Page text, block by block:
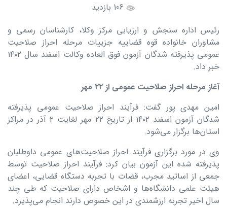
رئیس اداره سنجش و ارزیابی مرکز وکلا، کارشناسان رسمی و
مشاوران خانواده قوه قضاییه جزییات مرحله احراز صلاحیت
عمومی پذیرفته شدگان آزمون فوق العاده وکالت اسفند سال ۱۴۰۲
خبر داد.
آغاز مرحله احراز صلاحیت عمومی از ۲۲ مهر
امین مهدی پور گفت: فرآیند احراز صلاحیت عمومی پذیرفته
شدگان آزمون اسفند ۱۴۰۲ از تاریخ ۲۲ مهر لغایت ۲ آذر در مراکز
استان‌ها برگزار می‌شود.
وی در مورد برگزاری فرآیند احراز صلاحیت‌های عمومی داوطلبان
پذیرفته شده این آزمون بیان کرد: فرآیند احراز صلاحیت توسط
جمعی از اساتید مجرب، قضات با تجربه دستگاه قضایی، اعضای
هیئت علمی دانشگاه‌ها و اشخاص دارای صلاحیت که طی چند
سال اخیر تجربه ارزشمندی در این خصوص دارند انجام می‌پذیرد.